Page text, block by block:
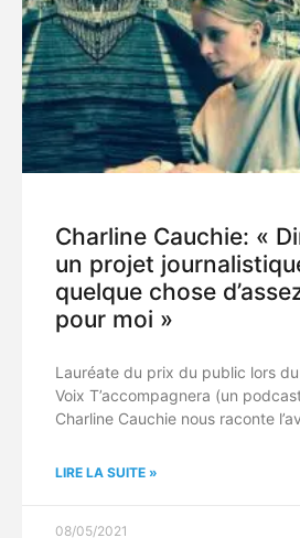
Charline Cauchie: «
un projet
quelque chose
pour moi »
Lauréate du prix du public lors
Voix T’accompagnera (un
Charline Cauchie nous raconte
LIRE LA SUITE »
08/05/2021